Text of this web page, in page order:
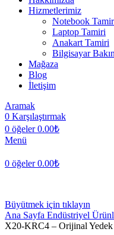
Hizmetlerimiz
Notebook
Laptop Tamiri
Anakart Tamiri
Bilgisayar
Mağaza
Blog
İletişim
Aramak
0 Karşılaştırmak
0 öğeler 0.00₺
Menü
0 öğeler 0.00₺
Büyütmek için tıklayın
Ana Sayfa Endüstriyel
X20-KRC4 – Orijinal Yedek